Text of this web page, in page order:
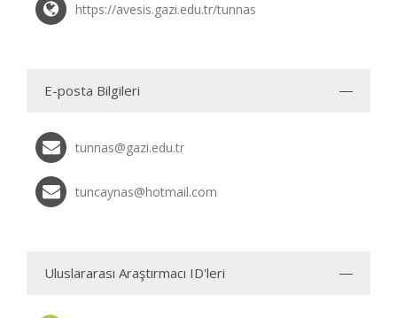
https://avesis.gazi.edu.tr/tunnas
E-posta Bilgileri
tunnas@gazi.edu.tr
tuncaynas@hotmail.com
Uluslararası Araştırmacı ID'leri